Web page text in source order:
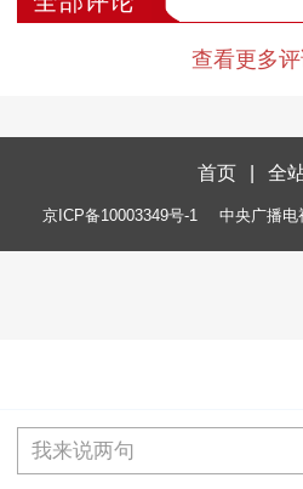
查看更多
首页 全
京ICP备10003349号-1 中央广播电
我来说两句